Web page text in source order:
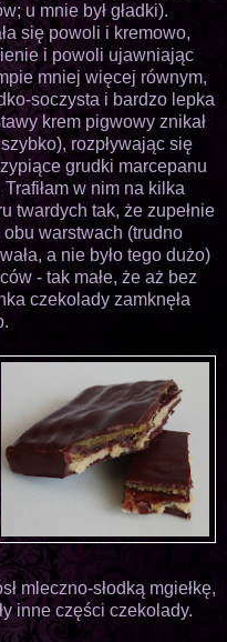
u mnie był gładki).
się powoli i kremowo,
i powoli ujawniając
mniej więcej równym,
soczysta i bardzo lepka
krem pigwowy znikał
rozpływając się
grudki marcepanu
w nim na kilka
twardych tak, że zupełnie
warstwach (trudno
a nie było tego dużo)
- tak małe, że aż bez
czekolady zamknęła
mleczno-słodką mgiełkę,
inne części czekolady.